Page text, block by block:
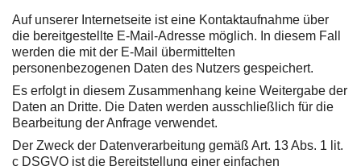
Auf unserer Internetseite ist eine Kontaktaufnahme über
die bereitgestellte E-Mail-Adresse möglich. In diesem Fall
werden die mit der E-Mail übermittelten
personenbezogenen Daten des Nutzers gespeichert.
Es erfolgt in diesem Zusammenhang keine Weitergabe der
Daten an Dritte. Die Daten werden ausschließlich für die
Bearbeitung der Anfrage verwendet.
Der Zweck der Datenverarbeitung gemäß Art. 13 Abs. 1 lit.
c DSGVO ist die Bereitstellung einer einfachen